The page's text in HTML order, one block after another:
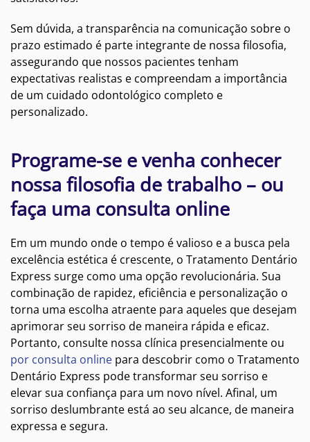
Sem dúvida, a transparência na comunicação sobre o
prazo estimado é parte integrante de nossa filosofia,
assegurando que nossos pacientes tenham
expectativas realistas e compreendam a importância
de um cuidado odontológico completo e
personalizado.
Programe-se e venha conhecer
nossa filosofia de trabalho – ou
faça uma consulta online
Em um mundo onde o tempo é valioso e a busca pela
excelência estética é crescente, o Tratamento Dentário
Express surge como uma opção revolucionária. Sua
combinação de rapidez, eficiência e personalização o
torna uma escolha atraente para aqueles que desejam
aprimorar seu sorriso de maneira rápida e eficaz.
Portanto, consulte nossa clínica presencialmente ou
por consulta online para descobrir como o Tratamento
Dentário Express pode transformar seu sorriso e
elevar sua confiança para um novo nível. Afinal, um
sorriso deslumbrante está ao seu alcance, de maneira
expressa e segura.